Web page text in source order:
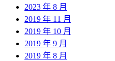
2023 年 8 月
2019 年 11 月
2019 年 10 月
2019 年 9 月
2019 年 8 月